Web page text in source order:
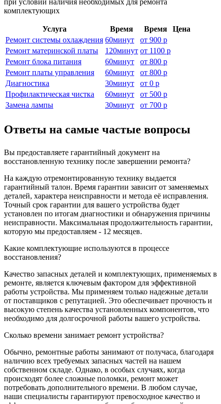
комплектующих
Услуга Время Время
Цена
Ремонт системы охлаждения 60минут от 900 р
Ремонт материнской платы
120минут от 1100 р
Ремонт блока питания
60минут от 800 р
Ремонт платы управления
60минут от 800 р
Диагностика
30минут от 0 р
Профилактическая чистка
60минут от 500 р
Замена лампы
30минут от 700 р
Ответы на самые частые вопросы
Вы предоставляете гарантийный документ на
восстановленную технику после завершении ремонта?
На каждую отремонтированную технику выдается
гарантийный талон. Время гарантии зависит от заменяемых
деталей, характера неисправности и метода её исправления.
Точный срок гарантии для вашего устройства будет
установлен по итогам диагностики и обнаружения причины
неисправности. Максимальная продолжительность гарантии,
которую мы предоставляем - 12 месяцев.
Какие комплектующие используются в процессе
восстановления?
Качество запасных деталей и комплектующих, применяемых в
ремонте, является ключевым фактором для эффективной
работы устройства. Мы применяем только надежные детали
от поставщиков с репутацией. Это обеспечивает прочность и
высокую степень качества установленных компонентов, что
необходимо для долгосрочной работы вашего устройства.
Сколько времени занимает ремонт устройства?
Обычно, ремонтные работы занимают от получаса, благодаря
наличию всех требуемых запасных частей на нашем
собственном складе. Однако, в особых случаях, когда
происходят более сложные поломки, ремонт может
потребовать дополнительного времени. В любом случае,
наши специалисты гарантируют превосходное качество и